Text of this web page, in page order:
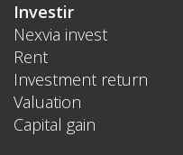
Investir
Nexvia invest
Rent
Investment return
Valuation
Capital gain